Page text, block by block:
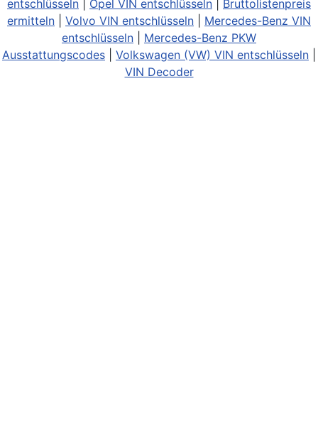
entschlüsseln
Opel VIN entschlüsseln
Bruttolistenpreis
ermitteln
Volvo VIN entschlüsseln
Mercedes-Benz VIN
entschlüsseln
Mercedes-Benz PKW
Ausstattungscodes
Volkswagen (VW) VIN entschlüsseln
VIN Decoder